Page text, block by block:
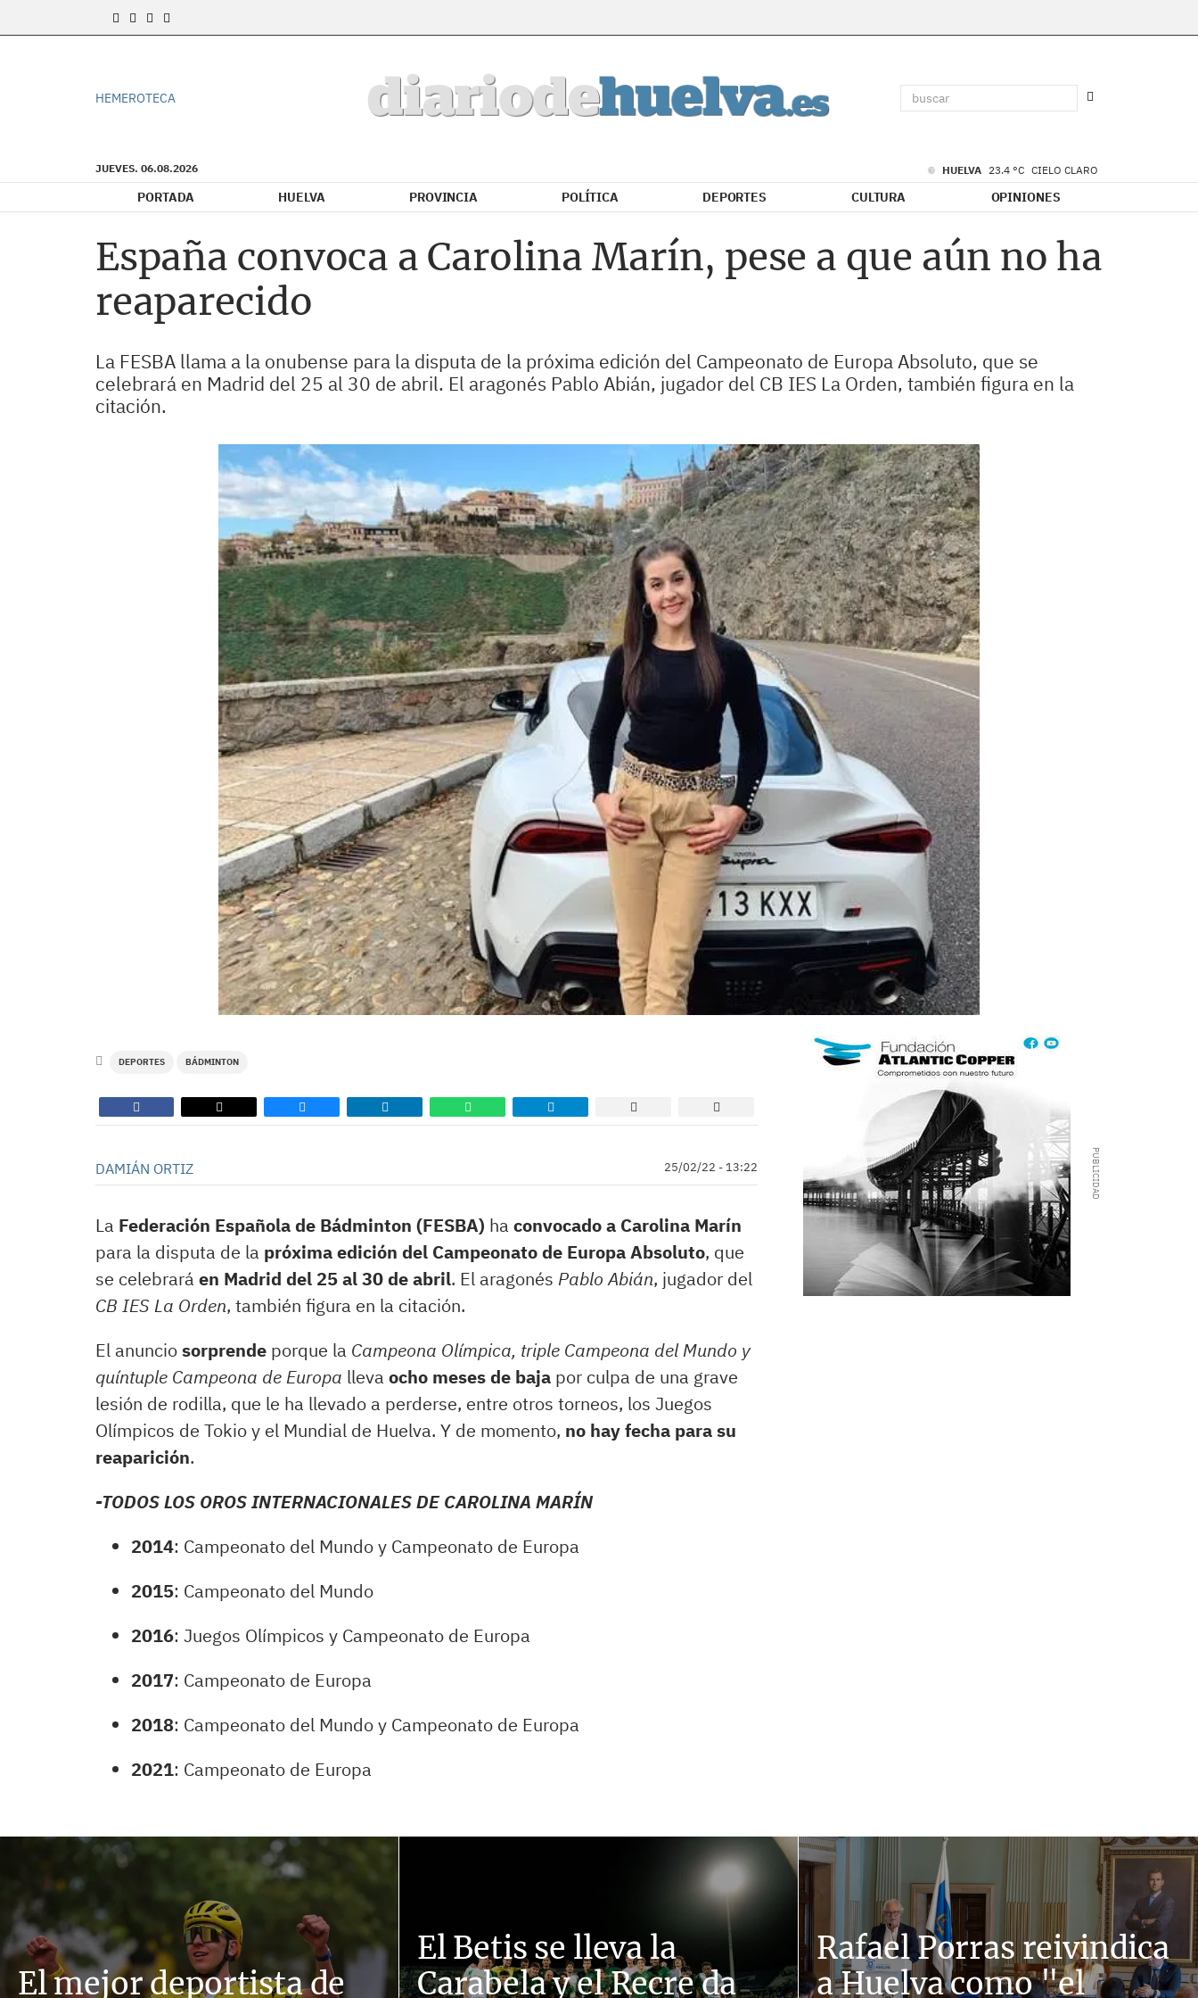
HEMEROTECA
JUEVES. 06.08.2026 HUELVA 23.4 °C CIELO CLARO
PORTADA HUELVA PROVINCIA POLÍTICA DEPORTES CULTURA OPINIONES
España convoca a Carolina Marín, pese a que aún no ha
reaparecido
La FESBA llama a la onubense para la disputa de la próxima edición del Campeonato de Europa Absoluto, que se
celebrará en Madrid del 25 al 30 de abril. El aragonés Pablo Abián, jugador del CB IES La Orden, también figura en la
citación.
DEPORTES BÁDMINTON
DAMIÁN ORTIZ 25/02/22 - 13:22
La Federación Española de Bádminton (FESBA) ha convocado a Carolina Marín
para la disputa de la próxima edición del Campeonato de Europa Absoluto, que
se celebrará en Madrid del 25 al 30 de abril. El aragonés Pablo Abián, jugador del
CB IES La Orden, también figura en la citación.
El anunciosorprende porque la Campeona Olímpica, triple Campeona del Mundo y
quíntuple Campeona de Europa lleva ocho meses de baja por culpa de una grave
lesión de rodilla, que le ha llevado a perderse, entre otros torneos, los Juegos
Olímpicos de Tokio y el Mundial de Huelva. Y de momento, no hay fecha para su
reaparición.
-TODOS LOS OROS INTERNACIONALES DE CAROLINA MARÍN
2014: Campeonato del Mundo y Campeonato de Europa
2015: Campeonato del Mundo
2016: Juegos Olímpicos y Campeonato de Europa
2017: Campeonato de Europa
2018: Campeonato del Mundo y Campeonato de Europa
2021: Campeonato de Europa
El mejor deportista de
El Betis se lleva la
Carabela y el Recre da
Rafael Porras reivindica
a Huelva como "el